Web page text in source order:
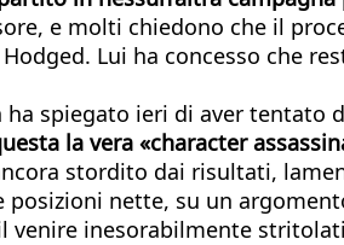
e molti chiedono che il
Lui ha concesso che
ha spiegato ieri di aver tentato
la vera «character
stordito dai risultati,
nette, su un
venire inesorabilmente